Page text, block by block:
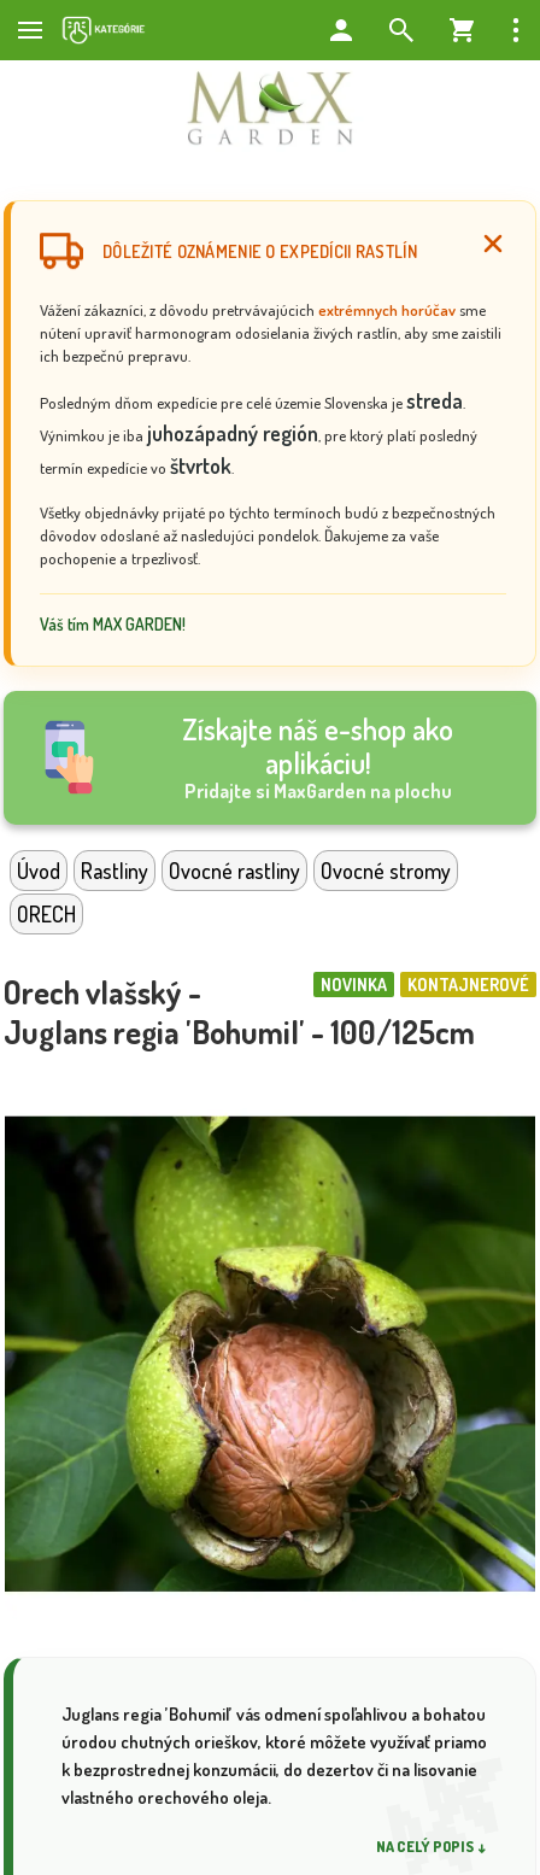
DÔLEŽITÉ OZNÁMENIE O EXPEDÍCII RASTLÍN
Vážení zákazníci, z dôvodu pretrvávajúcich extrémnych horúčav sme
nútení upraviť harmonogram odosielania živých rastlín, aby sme zaistili
ich bezpečnú prepravu.
Posledným dňom expedície pre celé územie Slovenska jestreda
Výnimkou je iba juhozápadný región , pre ktorý platí posledný
termín expedície vo štvrtok
Všetky objednávky prijaté po týchto termínoch budú z bezpečnostných
dôvodov odoslané až nasledujúci pondelok. Ďakujeme za vaše
pochopenie a trpezlivosť.
Váš tím MAX GARDEN!
Získajte náš e-shop ako
aplikáciu!
Pridajte si MaxGarden na plochu
Úvod Rastliny Ovocné rastliny
Ovocné stromy
ORECH
KONTAJNEROVÉ
NOVINKA
Orech vlašský -
Juglans regia 'Bohumil' - 100/125cm
Juglans regia ’Bohumil’ vás odmení spoľahlivou a bohatou
úrodou chutných orieškov, ktoré môžete využívať priamo
k bezprostrednej konzumácii, do dezertov či na lisovanie
vlastného orechového oleja.
NA CELÝ POPIS ↓